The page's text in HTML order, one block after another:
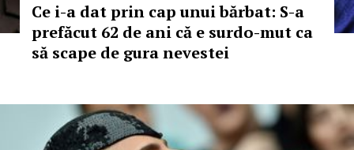
Ce i-a dat prin cap unui bărbat: S-a
prefăcut 62 de ani că e surdo-mut ca
să scape de gura nevestei